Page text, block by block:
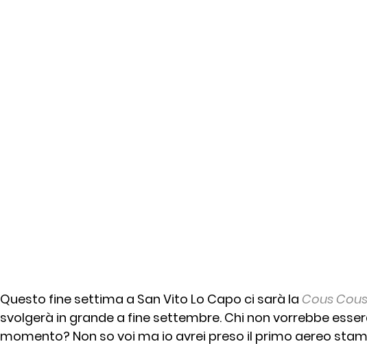
Questo fine settima a San Vito Lo Capo ci sarà la Cous
svolgerà in grande a fine settembre. Chi non vorrebbe
momento? Non so voi ma io avrei preso il primo aereo